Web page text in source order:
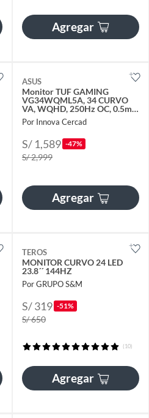
Agregar
ASUS
Monitor TUF GAMING
VG34WQML5A, 34 CURVO
VA, WQHD, 250Hz OC, 0.5ms,
AMD FreeSync Premium
Por Innova Cercad
S/ 1,589 -47%
S/ 2,999
Agregar
TEROS
MONITOR CURVO 24 LED
23.8´´ 144HZ
Por GRUPO S&M
S/ 319 -51%
S/ 650
(10)
Agregar